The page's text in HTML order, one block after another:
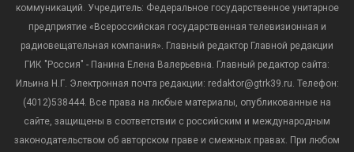
коммуникаций. Учредитель: Федеральное государственное унитарное
предприятие «Всероссийская государственная телевизионная и
радиовещательная компания». Главный редактор Главной редакции
ГИК "Россия" - Панина Елена Валерьевна. Главный редактор сайта:
Ильина Н.Г. Электронная почта редакции: redaktor@gtrk39.ru. Телефон:
(4012)538444. Все права на любые материалы, опубликованные на
сайте, защищены в соответствии с российским и международным
законодательством об авторском праве и смежных правах. При любом